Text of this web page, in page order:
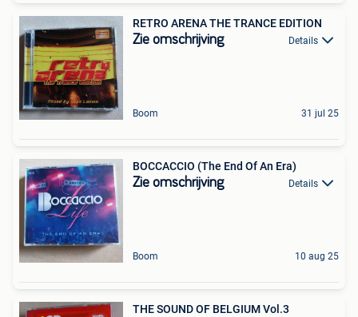
RETRO ARENA THE TRANCE EDITION
Zie omschrijving Details
Boom 31 jul 25
BOCCACCIO (The End Of An Era)
Zie omschrijving Details
Boom 10 aug 25
THE SOUND OF BELGIUM Vol.3